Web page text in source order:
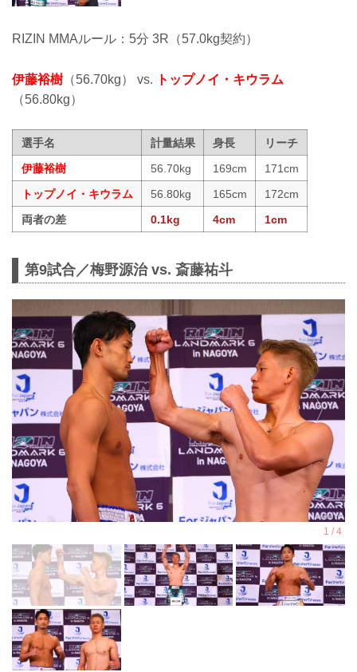
RIZIN MMAルール：5分 3R（57.0kg契約）
伊藤裕樹 （56.70kg） vs.
トップノイ・キウラム
（56.80kg）
選手名 計量結果 身長
リーチ
伊藤裕樹
56.70kg 169cm
171cm
トップノイ・キウラム
56.80kg 165cm
172cm
両者の差
0.1kg 4cm 1cm
第9試合／梅野源治 vs. 斎藤祐斗